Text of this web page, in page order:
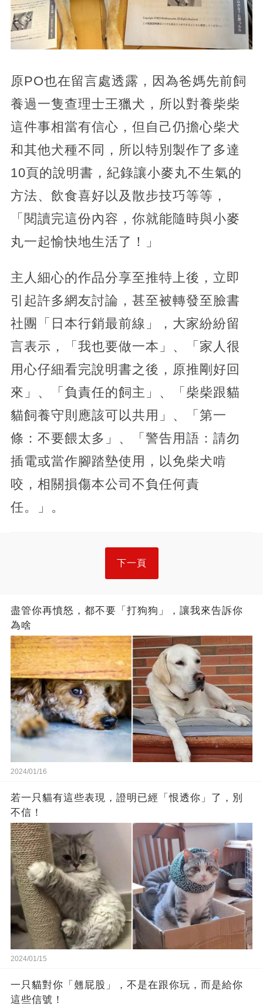
原PO也在留言處透露，因為爸媽先前飼
養過一隻查理士王獵犬，所以對養柴柴
這件事相當有信心，但自己仍擔心柴犬
和其他犬種不同，所以特別製作了多達
10頁的說明書，紀錄讓小麥丸不生氣的
方法、飲食喜好以及散步技巧等等，
「閱讀完這份內容，你就能隨時與小麥
丸一起愉快地生活了！」
主人細心的作品分享至推特上後，立即
引起許多網友討論，甚至被轉發至臉書
社團「日本行銷最前線」，大家紛紛留
言表示，「我也要做一本」、「家人很
用心仔細看完說明書之後，原推剛好回
來」、「負責任的飼主」、「柴柴跟貓
貓飼養守則應該可以共用」、「第一
條：不要餵太多」、「警告用語：請勿
插電或當作腳踏墊使用，以免柴犬啃
咬，相關損傷本公司不負任何責
任。」。
下一頁
盡管你再憤怒，都不要「打狗狗」，讓我來告訴你
為啥
2024/01/16
若一只貓有這些表現，證明已經「恨透你」了，別
不信！
2024/01/15
一只貓對你「翹屁股」，不是在跟你玩，而是給你
這些信號！